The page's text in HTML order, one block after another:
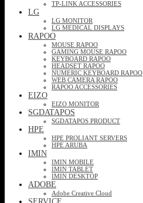
TP-LINK ACCESSORIES
LG
LG MONITOR
LG MEDICAL DISPLAYS
RAPOO
MOUSE RAPOO
GAMING MOUSE RAPOO
KEYBOARD RAPOO
HEADSET RAPOO
NUMERIC KEYBOARD RAPOO
WEB CAMERA RAPOO
RAPOO ACCESSORIES
EIZO
EIZO MONITOR
SGDATAPOS
SGDATAPOS PRODUCT
HPE
HPE PROLIANT SERVERS
HPE ARUBA
IMIN
IMIN MOBILE
IMIN TABLET
IMIN DESKTOP
ADOBE
Adobe Creative Cloud